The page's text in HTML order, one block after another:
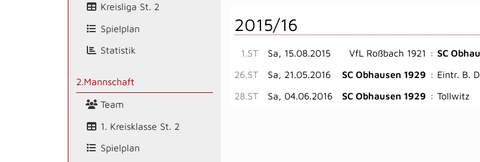
Kreisliga St. 2
Spielplan
Statistik
2.Mannschaft
Team
1. Kreisklasse St. 2
Spielplan
2015/16
1.ST Sa, 15.08.2015 VfL Roßbach 1921 : SC
26.ST Sa, 21.05.2016 SC Obhausen 1929 : Eintr. B.
28.ST Sa, 04.06.2016 SC Obhausen 1929 : Tollwitz